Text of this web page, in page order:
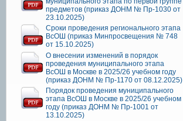
предметов (приказ ДОНМ № Пр-1030 от
23.10.2025)
Сроки проведения регионального этапа
ВсОШ (приказ Минпросвещения № 748
от 15.10.2025)
О внесении изменений в порядок
проведения муниципального этапа
ВсОШ в Москве в 2025/26 учебном году
(приказ ДОНМ № Пр-1170 от 08.12.2025)
Порядок проведения муниципального
этапа ВсОШ в Москве в 2025/26 учебном
году (приказ ДОНМ № Пр-1001 от
13.10.2025)